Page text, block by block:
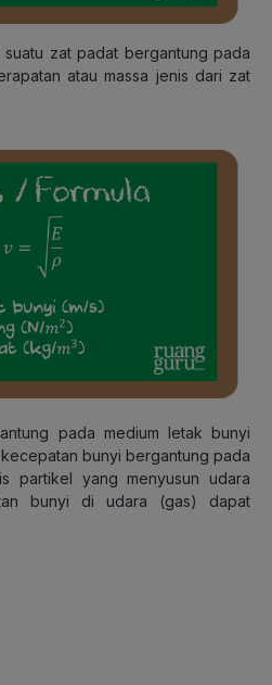
zat padat bergantung pada
atau massa jenis dari zat
pada medium letak bunyi
bunyi bergantung pada
partikel yang menyusun udara
bunyi di udara (gas) dapat